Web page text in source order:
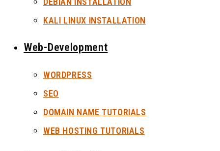
KALI LINUX INSTALLATION
Web-Development
WORDPRESS
SEO
DOMAIN NAME TUTORIALS
WEB HOSTING TUTORIALS